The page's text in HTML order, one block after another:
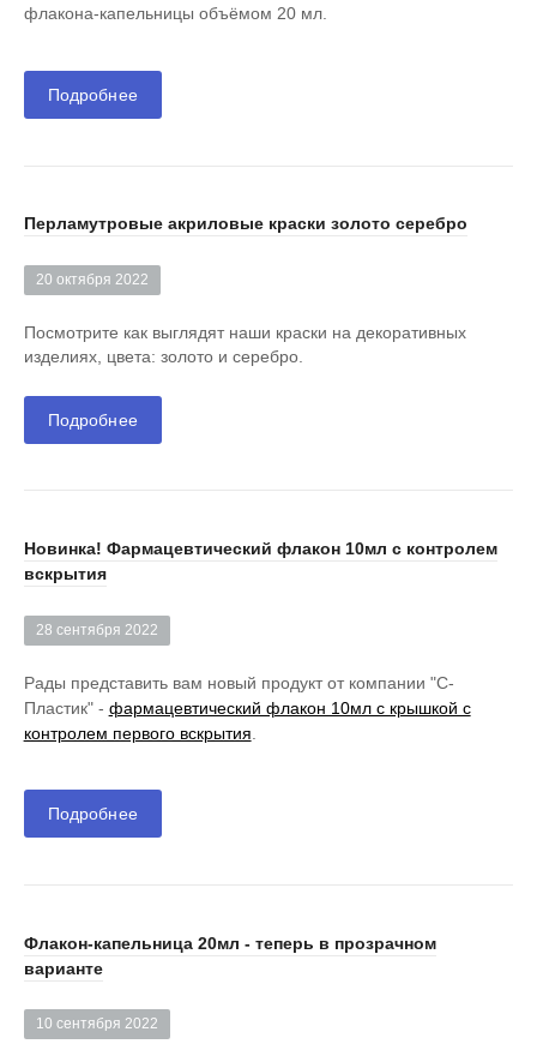
флакона-капельницы объёмом 20 мл.
Подробнее
Перламутровые акриловые краски золото серебро
20 октября 2022
Посмотрите как выглядят наши краски на декоративных
изделиях, цвета: золото и серебро.
Подробнее
Новинка! Фармацевтический флакон 10мл с контролем
вскрытия
28 сентября 2022
Рады представить вам новый продукт от компании "С-
Пластик" - фармацевтический флакон 10мл с крышкой с
контролем первого вскрытия
Подробнее
Флакон-капельница 20мл - теперь в прозрачном
варианте
10 сентября 2022